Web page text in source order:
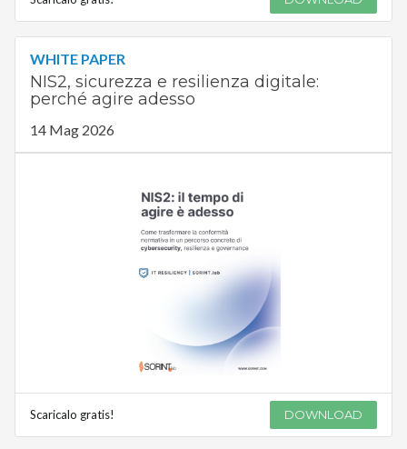
WHITE PAPER
NIS2, sicurezza e resilienza digitale:
perché agire adesso
14 Mag 2026
Scaricalo gratis! DOWNLOAD